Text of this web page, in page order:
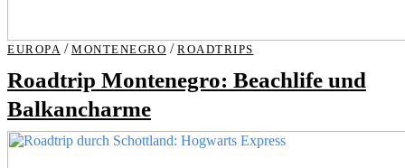
EUROPA / MONTENEGRO / ROADTRIPS
Roadtrip Montenegro: Beachlife und
Balkancharme